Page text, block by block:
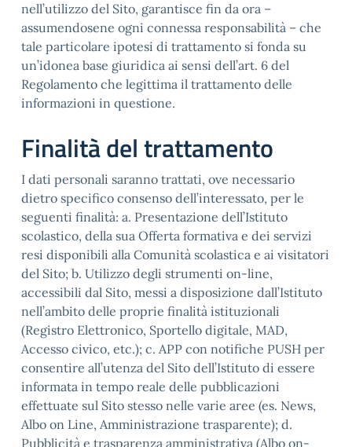
nell’utilizzo del Sito, garantisce fin da ora –
assumendosene ogni connessa responsabilità – che
tale particolare ipotesi di trattamento si fonda su
un’idonea base giuridica ai sensi dell’art. 6 del
Regolamento che legittima il trattamento delle
informazioni in questione.
Finalità del trattamento
I dati personali saranno trattati, ove necessario
dietro specifico consenso dell’interessato, per le
seguenti finalità: a. Presentazione dell’Istituto
scolastico, della sua Offerta formativa e dei servizi
resi disponibili alla Comunità scolastica e ai visitatori
del Sito; b. Utilizzo degli strumenti on-line,
accessibili dal Sito, messi a disposizione dall’Istituto
nell’ambito delle proprie finalità istituzionali
(Registro Elettronico, Sportello digitale, MAD,
Accesso civico, etc.); c. APP con notifiche PUSH per
consentire all’utenza del Sito dell’Istituto di essere
informata in tempo reale delle pubblicazioni
effettuate sul Sito stesso nelle varie aree (es. News,
Albo on Line, Amministrazione trasparente); d.
Pubblicità e trasparenza amministrativa (Albo on-